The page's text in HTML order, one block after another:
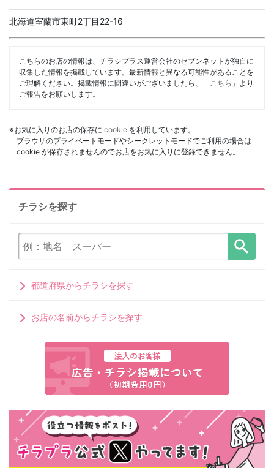
北海道室蘭市東町2丁目22-16
こちらのお店の情報は、チラシプラス運営会社のセブンネットが独自に
収集した情報を掲載しています。最新情報と異なる可能性があることを
ご理解ください。掲載情報に間違いがございましたら、「 こちら 」より
ご報告をお願いします。
※お気に入りのお店の保存に cookie を利用しています。
ブラウザのプライベートモードやシークレットモードでご利用の場合は
cookie が保存されませんのでお店をお気に入りに登録できません。
チラシを探す
都道府県からチラシを探す
お店の名前からチラシを探す